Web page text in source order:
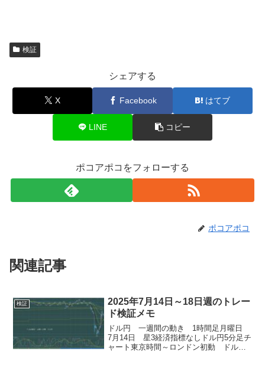
検証
シェアする
X Facebook はてブ
LINE コピー
ポコアポコをフォローする
ポコアポコ
関連記事
検証
2025年7月14日～18日週のトレー
ド検証メモ
ドル円 一週間の動き 1時間足月曜日
7月14日 星3経済指標なしドル円5分足チ
ャート東京時間～ロンドン初動 ドル円1